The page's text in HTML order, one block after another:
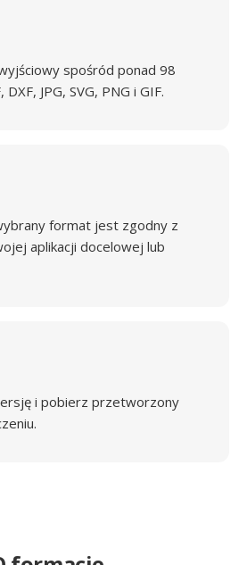
spośród ponad 98
JPG, SVG, PNG i GIF.
format jest zgodny z
aplikacji docelowej lub
i pobierz przetworzony